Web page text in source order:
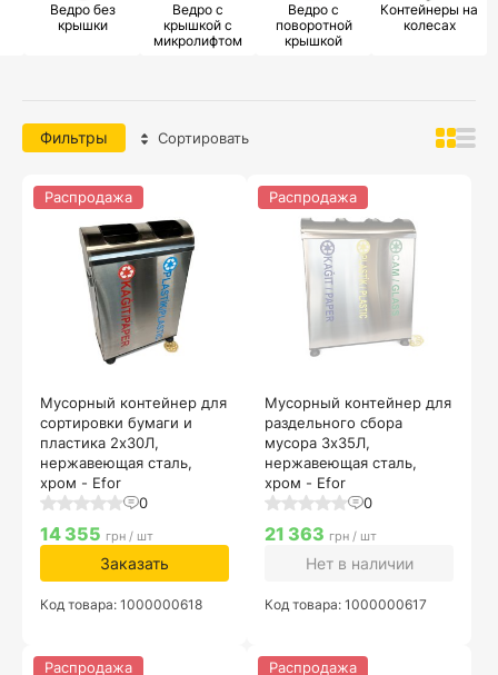
Ведро без
крышки
Ведро с
крышкой с
микролифтом
Ведро с
поворотной
крышкой
Контейнеры на
колесах
Фильтры Сортировать
Мусорный контейнер для
сортировки бумаги и
пластика 2х30Л,
нержавеющая сталь,
хром - Efor
0
Распродажа
14 355 грн / шт
Заказать
Код товара: 1000000618
Мусорный контейнер для
раздельного сбора
мусора 3х35Л,
нержавеющая сталь,
хром - Efor
0
Распродажа
21 363 грн / шт
Нет в наличии
Код товара: 1000000617
Распродажа Распродажа